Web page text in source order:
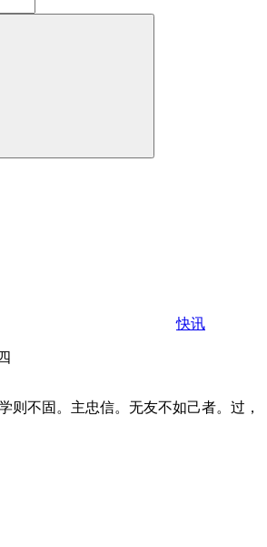
快讯
则不固。主忠信。无友不如己者。过，